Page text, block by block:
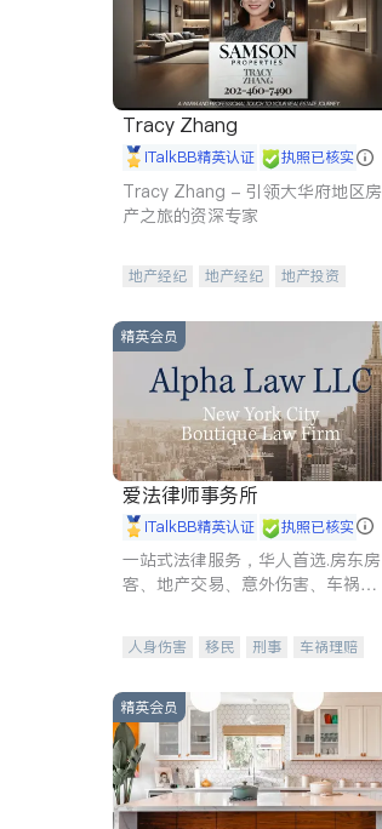
Tracy Zhang
iTalkBB精英认证 执照已核实
Tracy Zhang - 引领大华府地区房
产之旅的资深专家
地产经纪 地产经纪
地产投资
精英会员
爱法律师事务所
iTalkBB精英认证 执照已核实
一站式法律服务，华人首选.房东房
客、地产交易、意外伤害、车祸重
人身伤害 移民 刑事
车祸理赔
商标注册
索赔 律师-其它 保释
精英会员